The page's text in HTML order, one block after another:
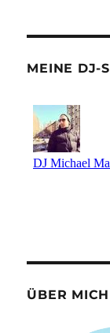
MEINE DJ-
ÜBER MICH